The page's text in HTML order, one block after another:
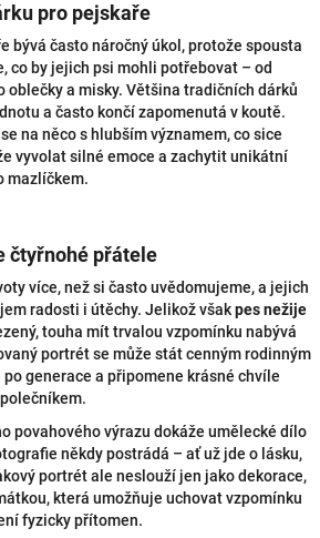
pro pejskaře
bývá často náročný úkol, protože spousta
co by jejich psi mohli potřebovat – od
oblečky a misky. Většina tradičních dárků
a často končí zapomenutá v koutě.
na něco s hlubším významem, co sice
vyvolat silné emoce a zachytit unikátní
mazlíčkem.
čtyřnohé přátele
více, než si často uvědomujeme, a jejich
radosti i útěchy. Jelikož všakpes nežije
touha mít trvalou vzpomínku nabývá
portrét se může stát cenným rodinným
generace a připomene krásné chvíle
povahového výrazu dokáže umělecké dílo
někdy postrádá – ať už jde o lásku,
portrét ale neslouží jen jako dekorace,
která umožňuje uchovat vzpomínku
fyzicky přítomen.